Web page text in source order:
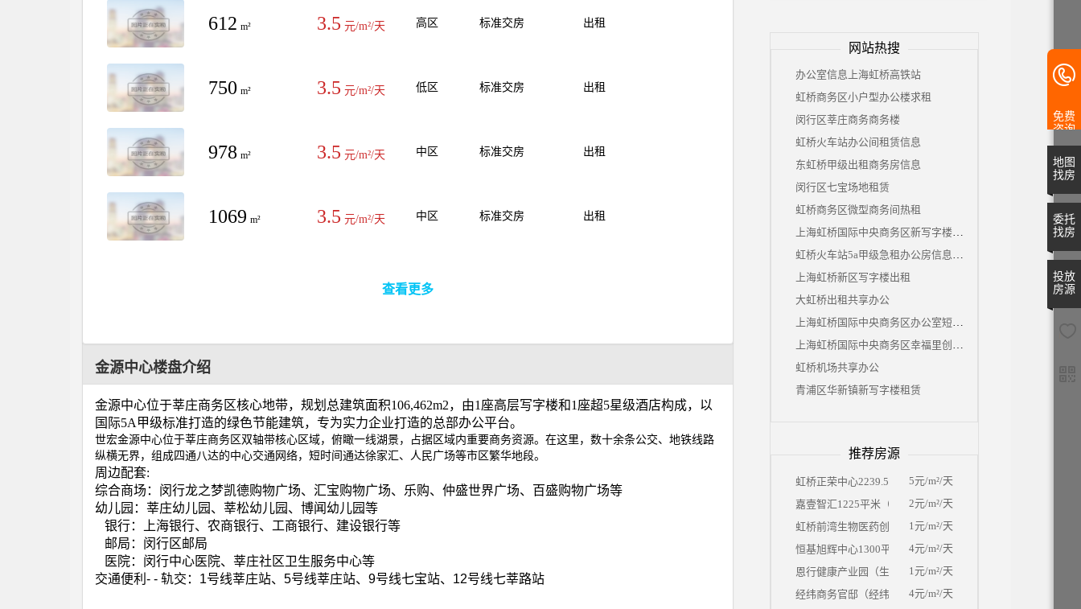
612 m² 3.5 元/m²/天 高区 标准交房 出租
750 m² 3.5 元/m²/天 低区 标准交房 出租
978 m² 3.5 元/m²/天 中区 标准交房 出租
1069 m² 3.5 元/m²/天 中区 标准交房 出租
查看更多
金源中心楼盘介绍
金源中心位于莘庄商务区核心地带，规划总建筑面积106,462m2，由1 座高层写字楼和1 座超5星级酒店构成，以
国际5A 甲级标准打造的绿色节能建筑，专为实力企业打造的总部办公平台。
世宏金源中心位于莘庄商务区双轴带核心区域，俯瞰一线湖景，占据区域内重要商务资源。在这里，数十余条公交、地铁线路
纵横无界，组成四通八达的中心交通网络，短时间通达徐家汇、人民广场等市区繁华地段。
周边配套:
综合商场：闵行龙之梦凯德购物广场、汇宝购物广场、乐购、仲盛世界广场、百盛购物广场等
幼儿园：莘庄幼儿园、莘松幼儿园、博闻幼儿园等
银行：上海银行、农商银行、工商银行、建设银行等
邮局：闵行区邮局
医院：闵行中心医院、莘庄社区卫生服务中心等
交通便利 - - 轨交： 1号线莘庄站、 5号线莘庄站、 9号线七宝站、 12号线七莘路站
网站热搜
办公室信息上海虹桥高铁站
虹桥商务区小户型办公楼求租
闵行区莘庄商务商务楼
虹桥火车站办公间租赁信息
东虹桥甲级出租商务房信息
闵行区七宝场地租赁
虹桥商务区微型商务间热租
上海虹桥国际中央商务区新写字楼租赁
虹桥火车站5a甲级急租办公房信息平台
上海虹桥新区写字楼出租
大虹桥出租共享办公
上海虹桥国际中央商务区办公室短期出租
上海虹桥国际中央商务区幸福里创意园
虹桥机场共享办公
青浦区华新镇新写字楼租赁
推荐房源
虹桥正荣中心2239.59平米（独栋）
5元/m²/天
嘉壹智汇1225平米（独栋）2元/m²/天
虹桥前湾生物医药创新中心1元/m²/天
恒基旭辉中心1300平米（独栋）
4元/m²/天
恩行健康产业园（生物医药园区）
1元/m²/天
经纬商务官邸（经纬汇）4元/m²/天
免费
咨询
地图
找房
委托
找房
投放
房源